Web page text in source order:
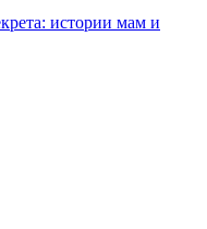
истории мам и